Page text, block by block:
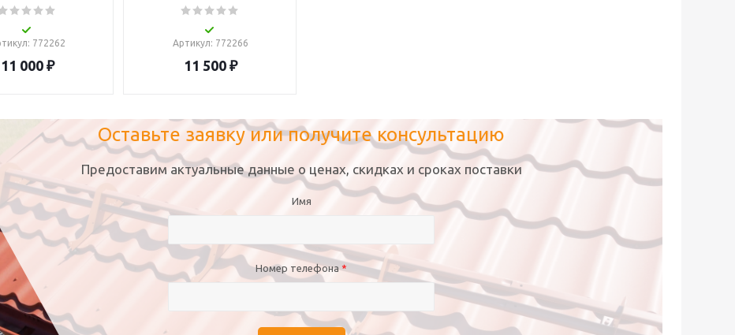
: 772262
11 000₽
Артикул: 772266
11 500₽
Оставьте заявку или получите консультацию
Предоставим актуальные данные о ценах, скидках и сроках поставки
Имя
Номер телефона*